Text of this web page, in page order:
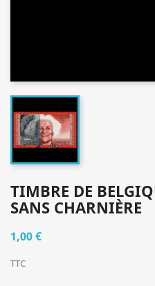
TIMBRE DE
SANS CHARNIÈRE
1,00 €
TTC